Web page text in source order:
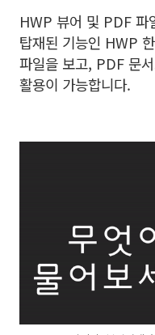
HWP 뷰어 및 PDF 파
탑재된 기능인 HWP
파일을 보고, PDF 문
활용이 가능합니다.